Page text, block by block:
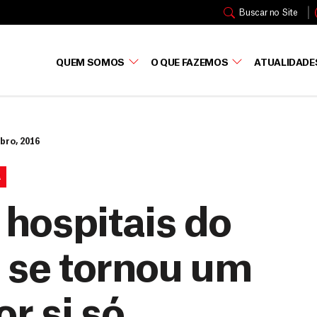
Buscar no Site
QUEM SOMOS O QUE FAZEMOS
2016
do
se tornou um